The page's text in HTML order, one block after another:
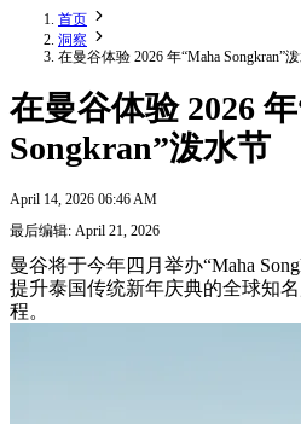
首页
洞察
在曼谷体验 2026 年“Maha Songkran”
在曼谷体验 2026
Songkran”泼水节
April 14, 2026 06:46 AM
最后编辑: April 21, 2026
曼谷将于今年四月举办“Maha
提升泰国传统新年庆典的全球知
程。